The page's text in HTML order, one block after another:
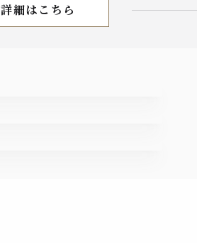
ランチ宴会
詳細はこちら